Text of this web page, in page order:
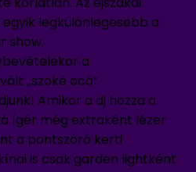
legkülönlegesebb a
show.
a
„szoké ocó”
Amikor a dj hozza a
ígér még extraként lézer
a pontszóró kerti
is csak garden lightként